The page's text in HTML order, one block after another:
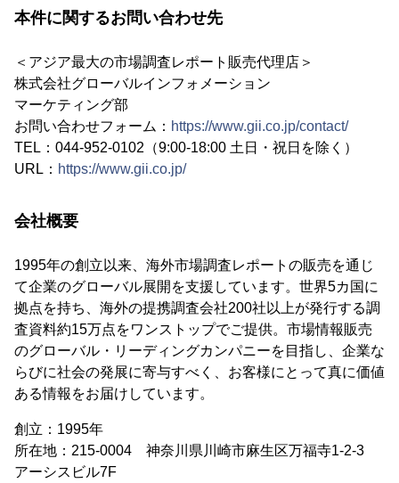
本件に関するお問い合わせ先
＜アジア最大の市場調査レポート販売代理店＞
株式会社グローバルインフォメーション
マーケティング部
お問い合わせフォーム： https://www.gii.co.jp/contact/
TEL：044-952-0102（9:00-18:00 土日・祝日を除く）
URL： https://www.gii.co.jp/
会社概要
1995年の創立以来、海外市場調査レポートの販売を通じ
て企業のグローバル展開を支援しています。世界5カ国に
拠点を持ち、海外の提携調査会社200社以上が発行する調
査資料約15万点をワンストップでご提供。市場情報販売
のグローバル・リーディングカンパニーを目指し、企業な
らびに社会の発展に寄与すべく、お客様にとって真に価値
ある情報をお届けしています。
創立：1995年
所在地：215-0004 神奈川県川崎市麻生区万福寺1-2-3
アーシスビル7F